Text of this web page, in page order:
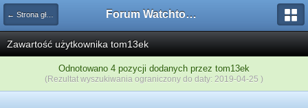
← Strona główna Forum Watchtower
Zawartość użytkownika tom13ek
Odnotowano 4 pozycji dodanych przez tom13ek
(Rezultat wyszukiwania ograniczony do daty: 2019-04-25 )